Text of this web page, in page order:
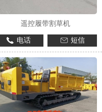
遥控履带割草机
电话 短信